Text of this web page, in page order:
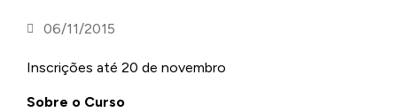
06/11/2015
Inscrições até 20 de novembro
Sobre o Curso